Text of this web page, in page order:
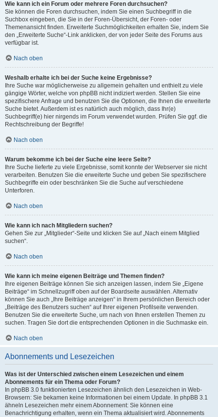
Wie kann ich ein Forum oder mehrere Foren durchsuchen?
Sie können die Foren durchsuchen, indem Sie einen Suchbegriff in die
Suchbox eingeben, die Sie in der Foren-Übersicht, der Foren- oder
Themenansicht finden. Erweiterte Suchmöglichkeiten erhalten Sie, indem Sie
den „Erweiterte Suche“-Link anklicken, der von jeder Seite des Forums aus
verfügbar ist.
Nach oben
Weshalb erhalte ich bei der Suche keine Ergebnisse?
Ihre Suche war möglicherweise zu allgemein gehalten und enthielt zu viele
gängige Wörter, welche von phpBB nicht indiziert werden. Stellen Sie eine
spezifischere Anfrage und benutzen Sie die Optionen, die Ihnen die erweiterte
Suche bietet. Außerdem ist es natürlich auch möglich, dass Ihr(e)
Suchbegriff(e) hier nirgends im Forum verwendet wurden. Prüfen Sie ggf. die
Rechtschreibung der Begriffe!
Nach oben
Warum bekomme ich bei der Suche eine leere Seite?
Ihre Suche lieferte zu viele Ergebnisse, somit konnte der Webserver sie nicht
verarbeiten. Benutzen Sie die erweiterte Suche und geben Sie spezifischere
Suchbegriffe ein oder beschränken Sie die Suche auf verschiedene
Unterforen.
Nach oben
Wie kann ich nach Mitgliedern suchen?
Gehen Sie zur „Mitglieder“-Seite und klicken Sie auf „Nach einem Mitglied
suchen“.
Nach oben
Wie kann ich meine eigenen Beiträge und Themen finden?
Ihre eigenen Beiträge können Sie sich anzeigen lassen, indem Sie „Eigene
Beiträge“ im Schnellzugriff oben auf der Boardseite auswählen. Alternativ
können Sie auch „Ihre Beiträge anzeigen“ in Ihrem persönlichen Bereich oder
„Beiträge des Benutzers suchen“ auf Ihrer eigenen Profilseite verwenden.
Benutzen Sie die erweiterte Suche, um nach von Ihnen erstellen Themen zu
suchen. Tragen Sie dort die entsprechenden Optionen in die Suchmaske ein.
Nach oben
Abonnements und Lesezeichen
Was ist der Unterschied zwischen einem Lesezeichen und einem
Abonnements für ein Thema oder Forum?
In phpBB 3.0 funktionierten Lesezeichen ähnlich den Lesezeichen in Web-
Browsern: Sie bekamen keine Informationen bei einem Update. In phpBB 3.1
ähneln Lesezeichen mehr einem Abonnement: Sie können eine
Benachrichtigung erhalten, wenn ein Thema aktualisiert wird. Abonnements